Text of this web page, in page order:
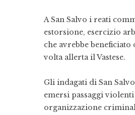
A San Salvo i reati
estorsione, esercizio
che avrebbe
volta allerta il Vastese.
Gli indagati di San
emersi passaggi
organizzazione